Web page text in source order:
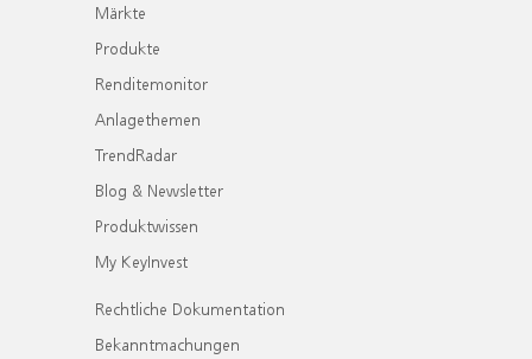
Märkte
Produkte
Renditemonitor
Anlagethemen
TrendRadar
Blog & Newsletter
Produktwissen
My KeyInvest
Rechtliche Dokumentation
Bekanntmachungen